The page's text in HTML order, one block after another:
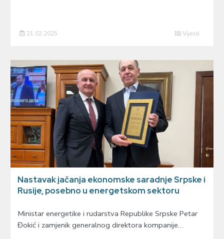
21.02.2025 Vijesti
Nastavak jačanja ekonomske saradnje Srpske i
Rusije, posebno u energetskom sektoru
Ministar energetike i rudarstva Republike Srpske Petar
Đokić i zamjenik generalnog direktora kompanije…